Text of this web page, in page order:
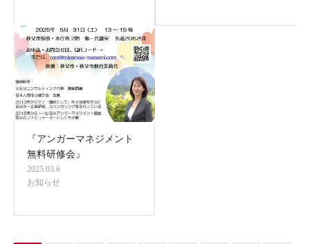
『アンガーマネジメント
無料研修会』
2025.03.6
お知らせ